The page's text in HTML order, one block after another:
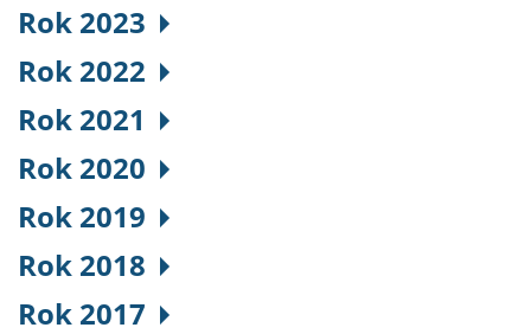
Rok 2023
Rok 2022
Rok 2021
Rok 2020
Rok 2019
Rok 2018
Rok 2017